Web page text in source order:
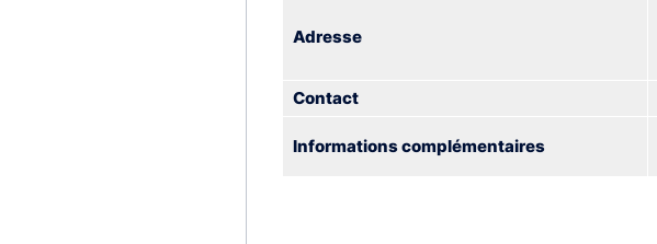
Adresse
Contact
Informations complémentaires